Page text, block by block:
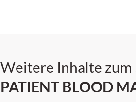
Weitere Inhalte zum
PATIENT BLOOD